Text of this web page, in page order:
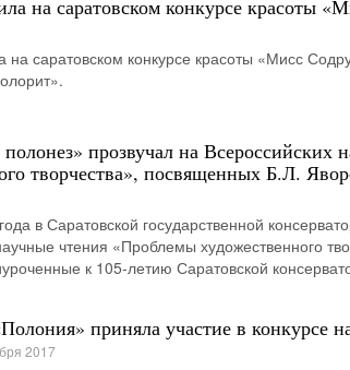
на саратовском конкурсе красоты
на саратовском конкурсе красоты «Мисс
прозвучал на
творчества», посвященных Б.Л.
в Саратовской государственной
чтения «Проблемы художественного
к 105-летию Саратовской
приняла участие в конкурсе
2017